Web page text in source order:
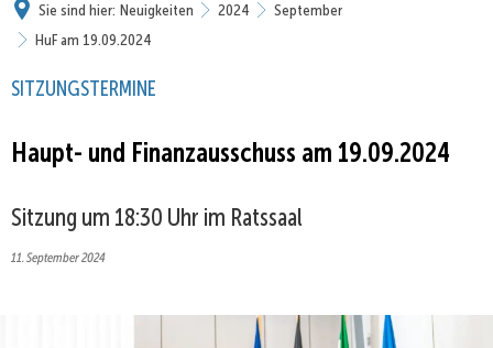
Sie sind hier: Neuigkeiten 2024
September
HuF am 19.09.2024
SITZUNGSTERMINE
Haupt- und Finanzausschuss am 19.09.2024
Sitzung um 18:30 Uhr im Ratssaal
11. September 2024